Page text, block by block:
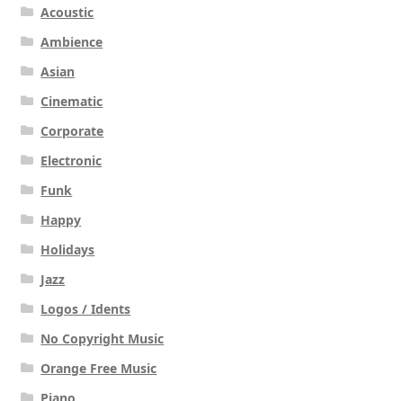
Acoustic
Ambience
Asian
Cinematic
Corporate
Electronic
Funk
Happy
Holidays
Jazz
Logos / Idents
No Copyright Music
Orange Free Music
Piano